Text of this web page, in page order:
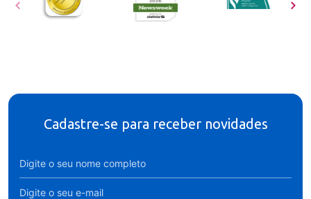
Cadastre-se para receber novidades